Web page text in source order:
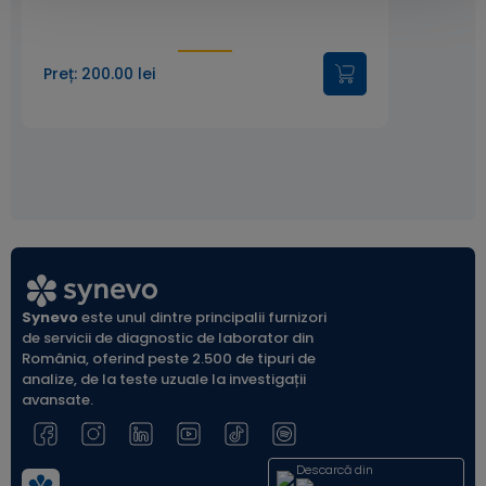
Preț: 200.00 lei
Synevoeste unul dintre principalii furnizori
de servicii de diagnostic de laborator din
România, oferind peste 2.500 de tipuri de
analize, de la teste uzuale la investigații
avansate.
Descarcă din